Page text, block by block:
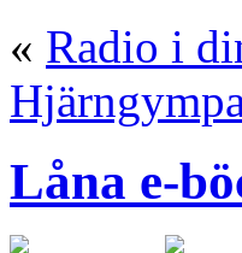
« Radio i
Låna e-